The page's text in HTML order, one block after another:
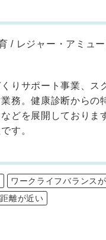
/ レジャー・アミュ
りサポート事業、ス
務。健康診断からの
どを展開しておりま
す。
ワークライフバランス
離が近い